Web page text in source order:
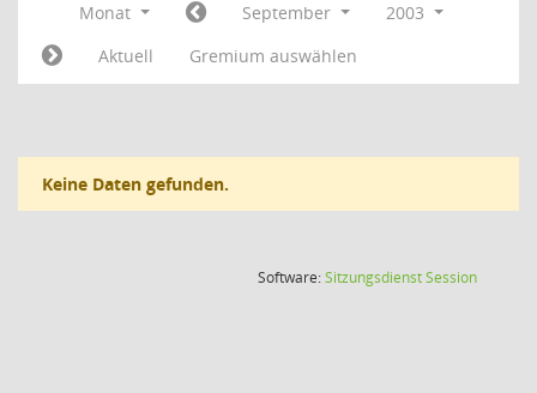
Monat September
2003
Aktuell
Gremium auswählen
Keine Daten gefunden.
Software:SitzungsdienstSession(Wird in